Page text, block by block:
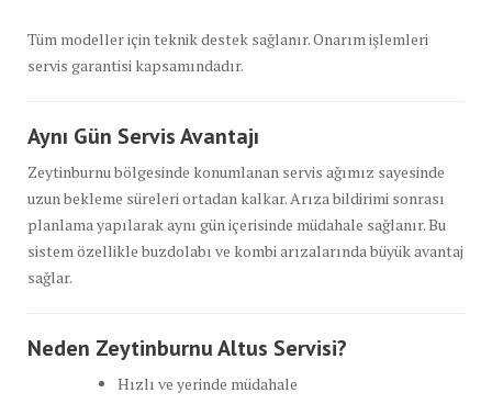
Tüm modeller için teknik destek sağlanır. Onarım işlemleri
servis garantisi kapsamındadır.
Aynı Gün Servis Avantajı
Zeytinburnu bölgesinde konumlanan servis ağımız sayesinde
uzun bekleme süreleri ortadan kalkar. Arıza bildirimi sonrası
planlama yapılarak aynı gün içerisinde müdahale sağlanır. Bu
sistem özellikle buzdolabı ve kombi arızalarında büyük avantaj
sağlar.
Neden Zeytinburnu Altus Servisi?
Hızlı ve yerinde müdahale